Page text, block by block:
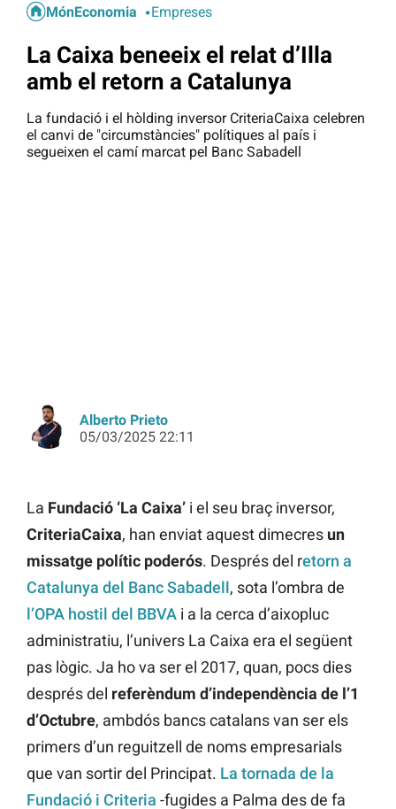
MónEconomia Empreses
La Caixa beneeix el relat d’Illa
amb el retorn a Catalunya
La fundació i el hòlding inversor CriteriaCaixa celebren
el canvi de "circumstàncies" polítiques al país i
segueixen el camí marcat pel Banc Sabadell
Alberto Prieto
05/03/2025 22:11
La Fundació ‘La Caixa’ i el seu braç inversor,
CriteriaCaixa, han enviat aquest dimecres un
missatge polític poderós. Després del retorn a
Catalunya del Banc Sabadell, sota l’ombra de
l’OPA hostil del BBVA i a la cerca d’aixopluc
administratiu, l’univers La Caixa era el següent
pas lògic. Ja ho va ser el 2017, quan, pocs dies
després del referèndum d’independència de l’1
d’Octubre, ambdós bancs catalans van ser els
primers d’un reguitzell de noms empresarials
que van sortir del Principat. La tornada de la
Fundació i Criteria -fugides a Palma des de fa